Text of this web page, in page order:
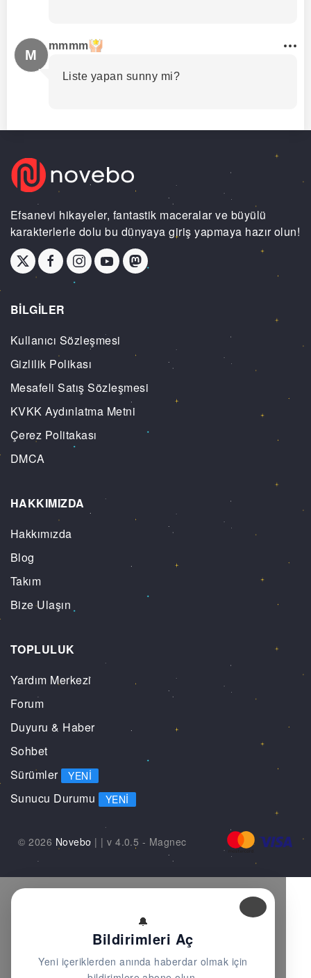
M
mmmm
Liste yapan sunny mi?
Efsanevi hikayeler, fantastik maceralar ve büyülü
karakterlerle dolu bu dünyaya giriş yapmaya hazır olun!
BİLGİLER
Kullanıcı Sözleşmesi
Gizlilik Polikası
Mesafeli Satış Sözleşmesi
KVKK Aydınlatma Metni
Çerez Politakası
DMCA
HAKKIMIZDA
Hakkımızda
Blog
Takım
Bize Ulaşın
TOPLULUK
Yardım Merkezi
Forum
Duyuru & Haber
Sohbet
Sürümler YENI
Sunucu Durumu YENI
© 2026 Novebo | | v 4.0.5 - Magnec
🔔
Bildirimleri Aç
Yeni içeriklerden anında haberdar olmak için